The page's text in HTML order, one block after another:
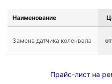
Наименование
Замена датчика коленвала
Прайс-лист на